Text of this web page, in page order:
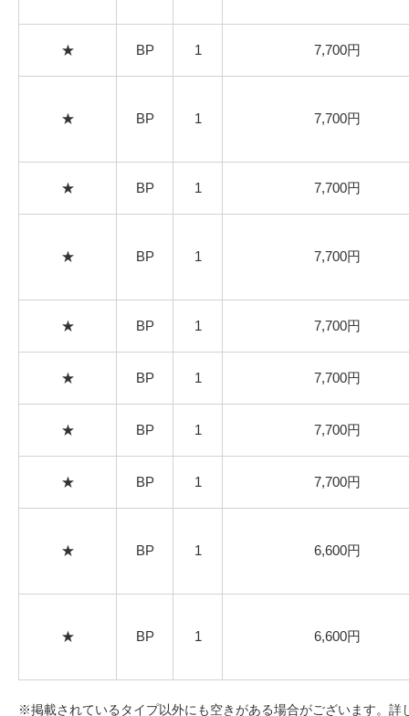
★ BP 1 7,700円
★ BP 1 7,700円
★ BP 1 7,700円
★ BP 1 7,700円
★ BP 1 7,700円
★ BP 1 7,700円
★ BP 1 7,700円
★ BP 1 7,700円
★ BP 1 6,600円
★ BP 1 6,600円
※掲載されているタイプ以外にも空きがある場合がございます。詳